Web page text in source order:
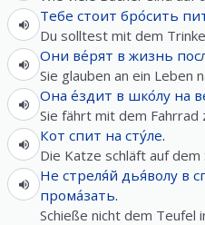
Тебе стоит бро́сить
Du solltest mit dem
Они ве́рят в жизнь
Sie glauben an ein Leben
Она е́здит в шко́лу на
Sie fährt mit dem Fahrrad
Кот спит на сту́ле.
Die Katze schläft auf dem
Не стреля́й дья́волу в
прома́зать.
Schieße nicht dem Teufel